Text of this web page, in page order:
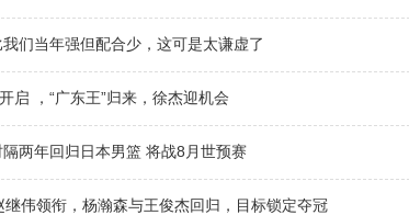
们当年强但配合少，这可是太谦虚了
启 ，“广东王”归来，徐杰迎机会
两年回归日本男篮 将战8月世预赛
伟领衔，杨瀚森与王俊杰回归，目标锁定夺冠